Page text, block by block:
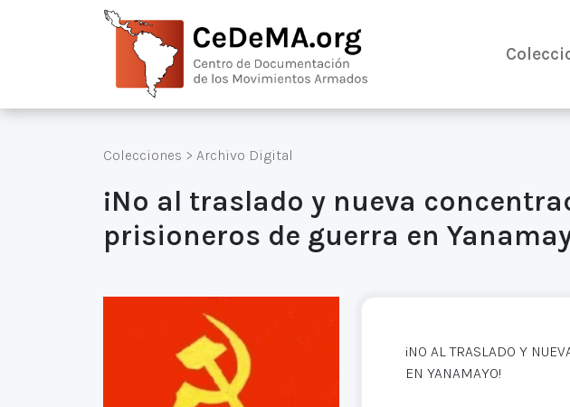
Colecciones > Archivo Digital
¡No al traslado y nueva
prisioneros de guerra en
¡NO AL TRASLADO Y
EN YANAMAYO!